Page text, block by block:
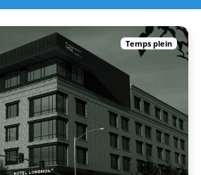
Temps plein